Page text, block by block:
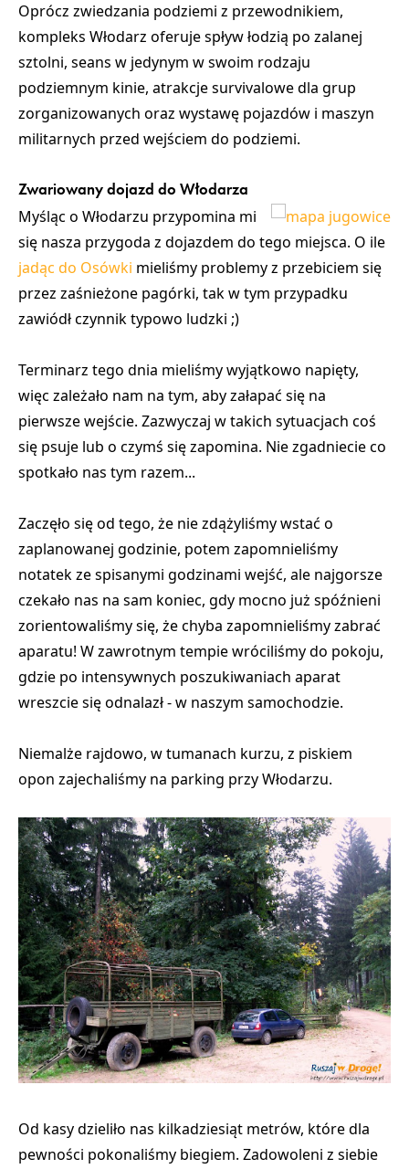
Oprócz zwiedzania podziemi z przewodnikiem,
kompleks Włodarz oferujespływ łodzią po zalanej
sztolni, seans w jedynym w swoim rodzaju
podziemnym kinie, atrakcje survivalowedla grup
zorganizowanych oraz wystawę pojazdów i maszyn
militarnych przed wejściem do podziemi.
Zwariowany dojazd do Włodarza
Myśląc o Włodarzu przypomina mi
się nasza przygoda z dojazdem do tego miejsca. O ile
jadąc do Osówki mieliśmy problemy z przebiciem się
przez zaśnieżone pagórki, tak w tym przypadku
zawiódł czynnik typowo ludzki ;)
Terminarz tego dnia mieliśmy wyjątkowo napięty,
więc zależało nam na tym, abyzałapać się na
pierwsze wejście. Zazwyczaj w takich sytuacjach coś
się psuje lub o czymś się zapomina. Nie zgadniecie co
spotkało nas tym razem...
Zaczęło się od tego, że nie zdążyliśmy wstać o
zaplanowanej godzinie, potem zapomnieliśmy
notatek ze spisanymi godzinami wejść, ale najgorsze
czekało nas na sam koniec, gdy mocno już spóźnieni
zorientowaliśmy się, że chyba zapomnieliśmy zabrać
aparatu! W zawrotnym tempie wróciliśmy do pokoju,
gdzie po intensywnych poszukiwaniach aparat
wreszcie się odnalazł - w naszym samochodzie.
Niemalże rajdowo, w tumanach kurzu, z piskiem
opon zajechaliśmy na parking przy Włodarzu.
Od kasy dzieliło nas kilkadziesiąt metrów, które dla
pewności pokonaliśmy biegiem. Zadowoleni z siebie